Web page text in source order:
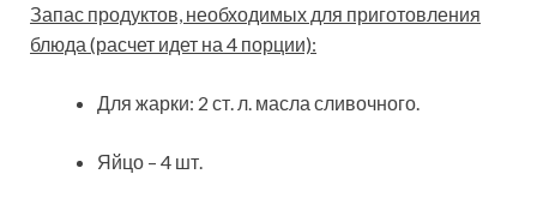
Запас продуктов, необходимых для приготовления
блюда (расчет идет на 4 порции):
Для жарки: 2 ст. л. масла сливочного.
Яйцо – 4 шт.